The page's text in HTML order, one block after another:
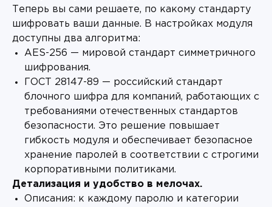
Теперь вы сами решаете, по какому стандарту
шифровать ваши данные. В настройках модуля
доступны два алгоритма:
AES-256 — мировой стандарт симметричного
шифрования.
ГОСТ 28147-89 — российский стандарт
блочного шифра для компаний, работающих с
требованиями отечественных стандартов
безопасности. Это решение повышает
гибкость модуля и обеспечивает безопасное
хранение паролей в соответствии с строгими
корпоративными политиками.
Детализация и удобство в мелочах.
Описания: к каждому паролю и категории